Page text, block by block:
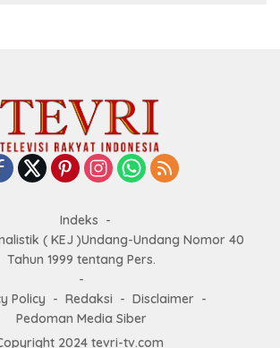
Indeks
( KEJ )Undang-Undang Nomor 40
Tahun 1999 tentang Pers.
Policy Redaksi
Disclaimer
Pedoman Media Siber
2024 tevri-tv.com